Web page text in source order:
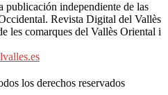
publicación independiente de las
Revista Digital del Vallès
les comarques del Vallès Oriental i
los derechos reservados